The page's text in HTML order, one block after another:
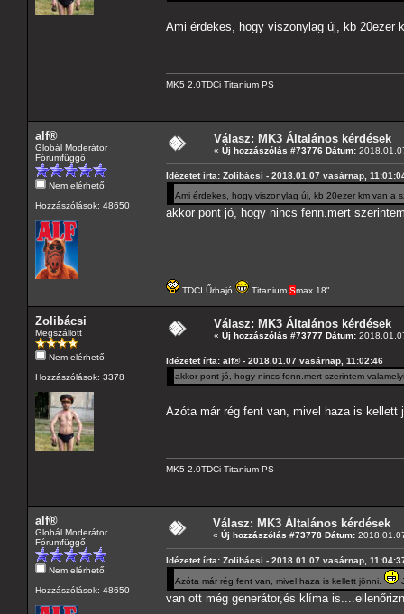
Ami érdekes, hogy viszonylag új, kb
MK5 2.0TDCi Titanium PS
alf®
Globál Moderátor
Fórumfüggő
Nem elérhető
Hozzászólások: 48650
Válasz: MK3 Általános kérdések
« Új hozzászólás #73776 Dátum:
Idézetet írta: Zolibácsi - 2018.01.07 vasárnap,
Ami érdekes, hogy viszonylag új, kb 20ezer km van a
akkor pont jó, hogy nincs fenn.mert
TDCI Űrhajó Titanium Smax 18"
Zolibácsi
Megszállott
Nem elérhető
Hozzászólások: 3378
Válasz: MK3 Általános kérdések
« Új hozzászólás #73777 Dátum:
Idézetet írta: alf® - 2018.01.07 vasárnap, 11:02:46
akkor pont jó, hogy nincs fenn.mert szerintem
Azóta már rég fent van, mivel haza is kellett
MK5 2.0TDCi Titanium PS
alf®
Globál Moderátor
Fórumfüggő
Nem elérhető
Hozzászólások: 48650
Válasz: MK3 Általános kérdések
« Új hozzászólás #73778 Dátum:
Idézetet írta: Zolibácsi - 2018.01.07 vasárnap,
Azóta már rég fent van, mivel haza is kellett jönni.
van ott még generátor,és klíma